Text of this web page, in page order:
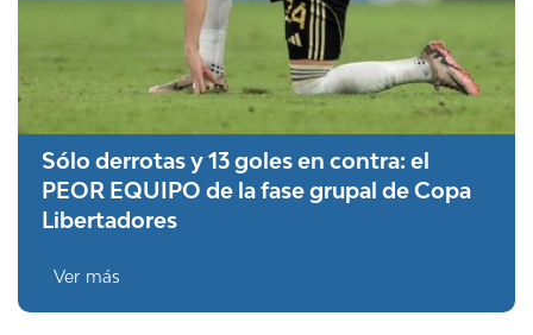
Sólo derrotas y 13 goles en contra: el
PEOR EQUIPO de la fase grupal de Copa
Libertadores
Ver más